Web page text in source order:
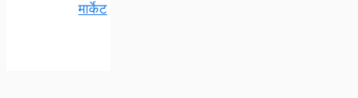
मार्केट